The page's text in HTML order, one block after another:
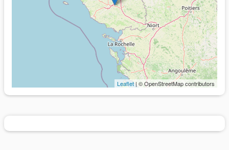
Leaflet| © OpenStreetMap contributors